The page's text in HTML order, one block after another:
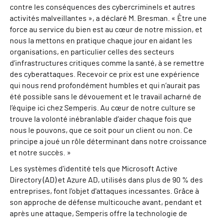
contre les conséquences des cybercriminels et autres
activités malveillantes », a déclaré M. Bresman. « Être une
force au service du bien est au cœur de notre mission, et
nous la mettons en pratique chaque jour en aidant les
organisations, en particulier celles des secteurs
d’infrastructures critiques comme la santé, à se remettre
des cyberattaques. Recevoir ce prix est une expérience
qui nous rend profondément humbles et qui n’aurait pas
été possible sans le dévouement et le travail acharné de
l’équipe ici chez Semperis. Au cœur de notre culture se
trouve la volonté inébranlable d’aider chaque fois que
nous le pouvons, que ce soit pour un client ou non. Ce
principe a joué un rôle déterminant dans notre croissance
et notre succès. »
Les systèmes d'identité tels que Microsoft Active
Directory (AD) et Azure AD, utilisés dans plus de 90 % des
entreprises, font l'objet d'attaques incessantes. Grâce à
son approche de défense multicouche avant, pendant et
après une attaque, Semperis offre la technologie de